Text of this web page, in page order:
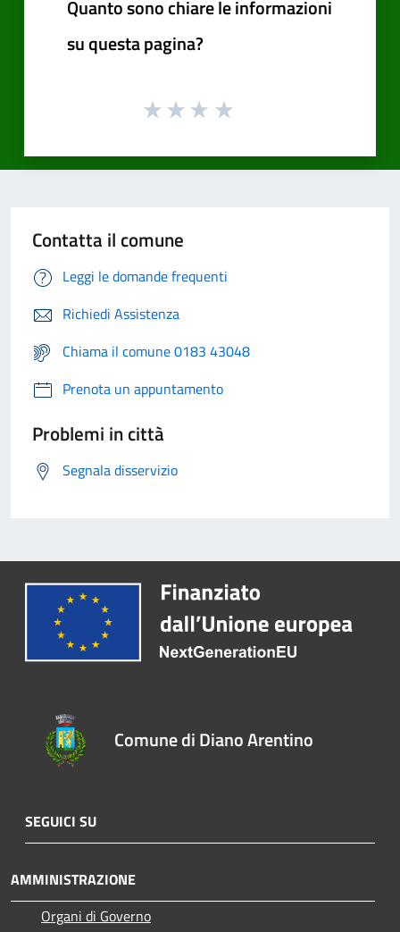
Quanto sono chiare le informazioni
su questa pagina?
Contatta il comune
Leggi le domande frequenti
Richiedi Assistenza
Chiama il comune 0183 43048
Prenota un appuntamento
Problemi in città
Segnala disservizio
Comune di Diano Arentino
SEGUICI SU
AMMINISTRAZIONE
Organi di Governo